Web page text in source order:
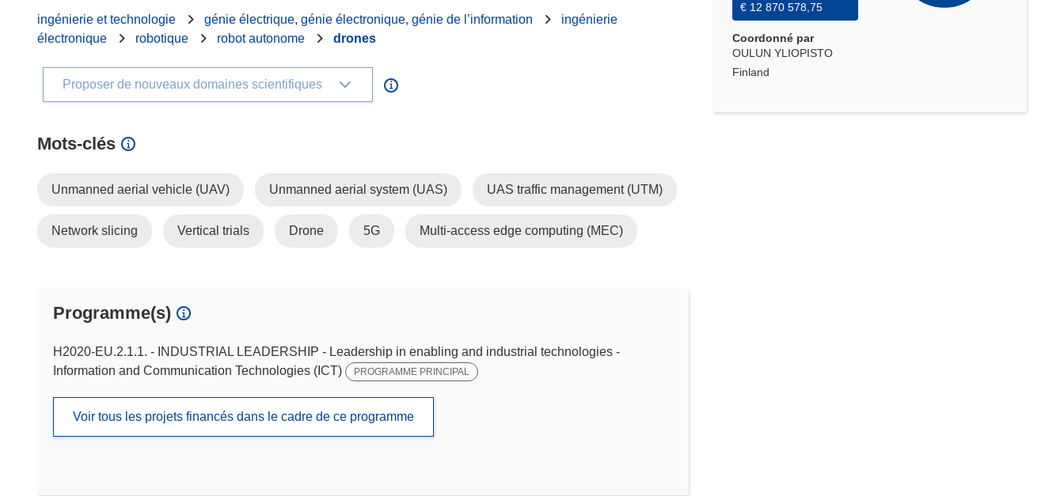
€ 12 870 578,75
Coordonné par
OULUN YLIOPISTO
Finland
ingénierie et technologie
génie électrique, génie électronique, génie de l’information
ingénierie
électronique
robotique robot autonome drones
Proposer de nouveaux domaines scientifiques
Mots‑clés
Unmanned aerial vehicle (UAV) Unmanned aerial system (UAS) UAS traffic management (UTM)
Network slicing Vertical trials Drone 5G Multi-access edge computing (MEC)
Programme(s)
H2020-EU.2.1.1. - INDUSTRIAL LEADERSHIP - Leadership in enabling and industrial technologies -
Information and Communication Technologies (ICT)
PROGRAMME PRINCIPAL
Voir tous les projets financés dans le cadre de ce programme